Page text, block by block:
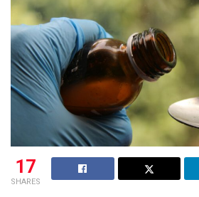
17
SHARES